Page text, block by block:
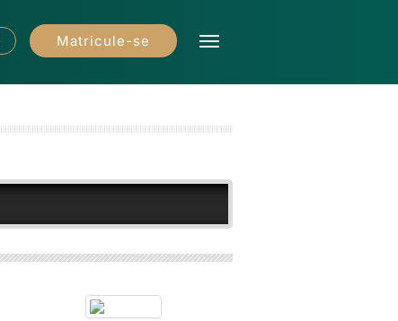
Matricule-se